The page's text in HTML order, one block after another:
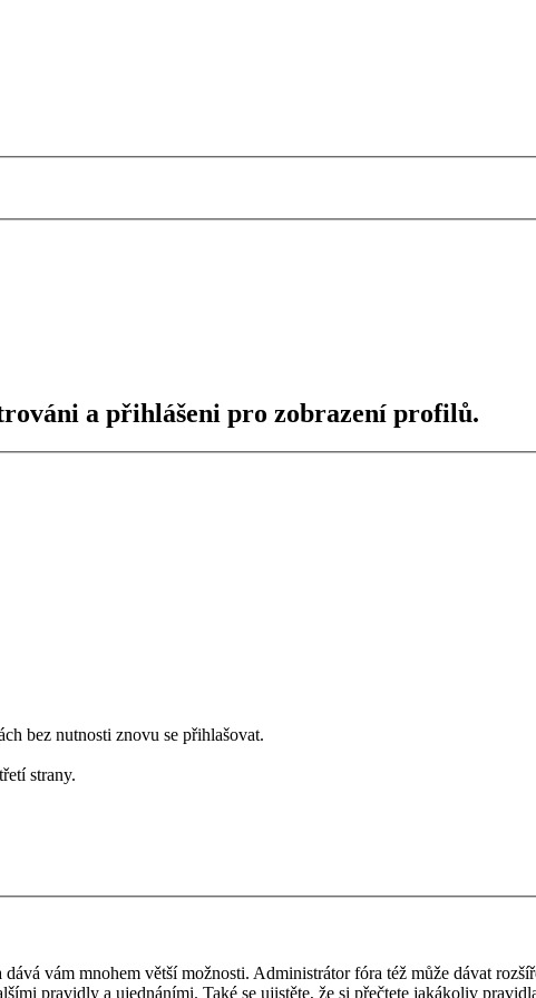
a přihlášeni pro zobrazení profilů.
bez nutnosti znovu se přihlašovat.
strany.
vám mnohem větší možnosti. Administrátor fóra též může dávat
pravidly a ujednáními. Také se ujistěte, že si přečtete jakákoliv